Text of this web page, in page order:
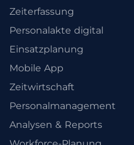
Zeiterfassung
Personalakte digital
Einsatzplanung
Mobile App
Zeitwirtschaft
Personalmanagement
Analysen & Reports